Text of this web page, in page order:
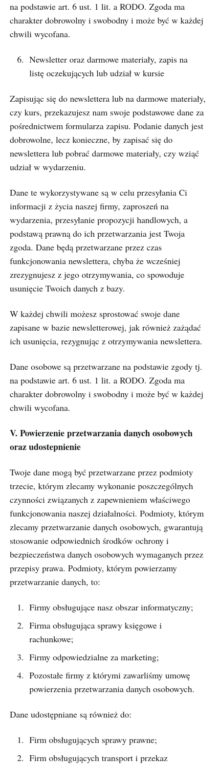
na podstawie art. 6 ust. 1 lit. a RODO. Zgoda ma
charakter dobrowolny i swobodny i może być w każdej
chwili wycofana.
Newsletter oraz darmowe materiały, zapis na
listę oczekujących lub udział w kursie
Zapisując się do newslettera lub na darmowe materiały,
czy kurs, przekazujesz nam swoje podstawowe dane za
pośrednictwem formularza zapisu. Podanie danych jest
dobrowolne, lecz konieczne, by zapisać się do
newslettera lub pobrać darmowe materiały, czy wziąć
udział w wydarzeniu.
Dane te wykorzystywane są w celu przesyłania Ci
informacji z życia naszej firmy, zaproszeń na
wydarzenia, przesyłanie propozycji handlowych, a
podstawą prawną do ich przetwarzania jest Twoja
zgoda. Dane będą przetwarzane przez czas
funkcjonowania newslettera, chyba że wcześniej
zrezygnujesz z jego otrzymywania, co spowoduje
usunięcie Twoich danych z bazy.
W każdej chwili możesz sprostować swoje dane
zapisane w bazie newsletterowej, jak również zażądać
ich usunięcia, rezygnując z otrzymywania newslettera.
Dane osobowe są przetwarzane na podstawie zgody tj.
na podstawie art. 6 ust. 1 lit. a RODO. Zgoda ma
charakter dobrowolny i swobodny i może być w każdej
chwili wycofana.
V. Powierzenie przetwarzania danych osobowych
oraz udostepnienie
Twoje dane mogą być przetwarzane przez podmioty
trzecie, którym zlecamy wykonanie poszczególnych
czynności związanych z zapewnieniem właściwego
funkcjonowania naszej działalności. Podmioty, którym
zlecamy przetwarzanie danych osobowych, gwarantują
stosowanie odpowiednich środków ochrony i
bezpieczeństwa danych osobowych wymaganych przez
przepisy prawa. Podmioty, którym powierzamy
przetwarzanie danych, to:
Firmy obsługujące nasz obszar informatyczny;
Firma obsługująca sprawy księgowe i
rachunkowe;
Firmy odpowiedzialne za marketing;
Pozostałe firmy z którymi zawarliśmy umowę
powierzenia przetwarzania danych osobowych.
Dane udostępniane są również do:
Firm obsługujących sprawy prawne;
Firm obsługujących transport i przekaz